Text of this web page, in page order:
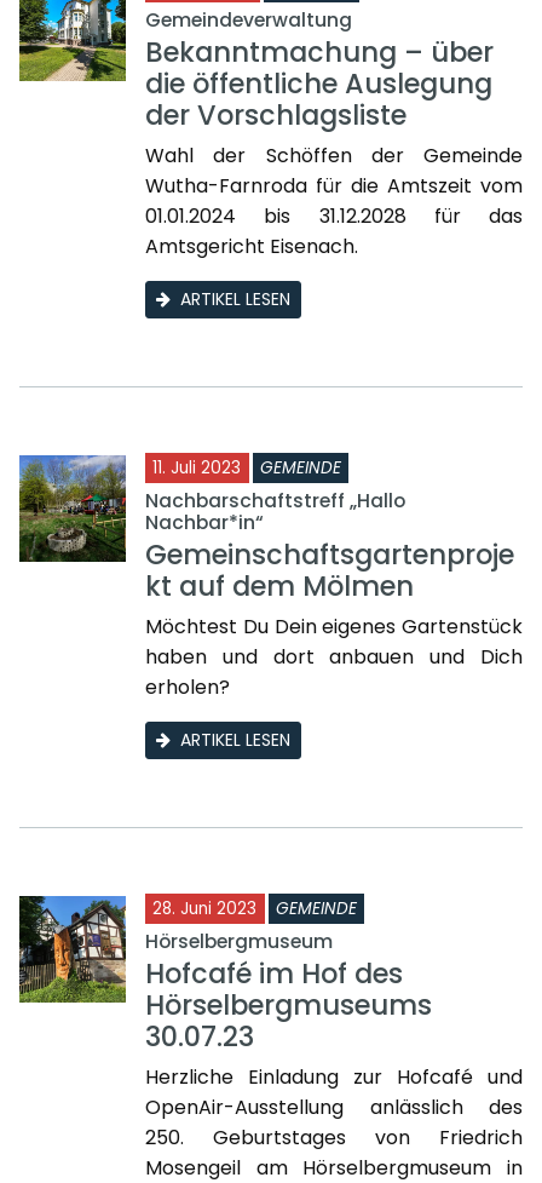
Gemeindeverwaltung
Bekanntmachung – über
die öffentliche Auslegung
der Vorschlagsliste
Wahl der Schöffen der Gemeinde
Wutha-Farnroda für die Amtszeit vom
01.01.2024 bis 31.12.2028 für das
Amtsgericht Eisenach.
ARTIKEL LESEN
11. Juli 2023 GEMEINDE
Nachbarschaftstreff „Hallo
Nachbar*in“
Gemeinschaftsgartenproje
kt auf dem Mölmen
Möchtest Du Dein eigenes Gartenstück
haben und dort anbauen und Dich
erholen?
ARTIKEL LESEN
28. Juni 2023 GEMEINDE
Hörselbergmuseum
Hofcafé im Hof des
Hörselbergmuseums
30.07.23
Herzliche Einladung zur Hofcafé und
OpenAir-Ausstellung anlässlich des
250. Geburtstages von Friedrich
Mosengeil am Hörselbergmuseum in